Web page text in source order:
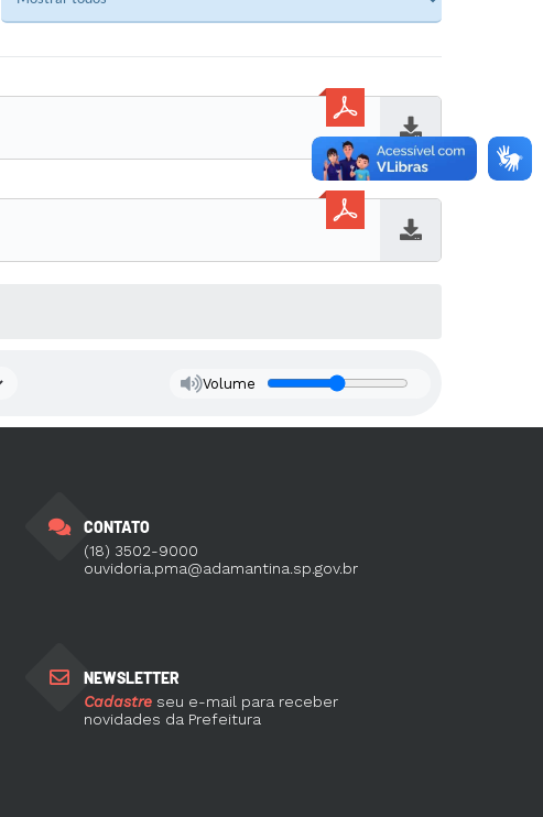
Baixar
Volume
CONTATO
(18) 3502-9000
ouvidoria.pma@adamantina.sp.gov.br
NEWSLETTER
Cadastreseu e-mail para receber
novidades da Prefeitura